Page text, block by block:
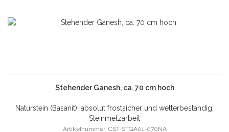
Stehender Ganesh, ca. 70 cm hoch
Naturstein (Basanit), absolut frostsicher und wetterbeständig,
Steinmetzarbeit
Artikelnummer: CST-STGA01-070NA